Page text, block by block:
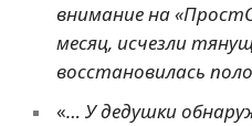
внимание на
месяц, исчезли
восстановилась
«… У дедушки